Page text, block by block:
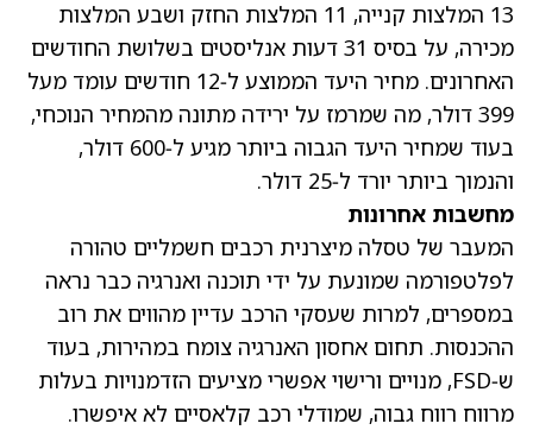
13 המלצות קנייה, 11 המלצות החזק ושבע המלצות
מכירה, על בסיס 31 דעות אנליסטים בשלושת החודשים
האחרונים.
מחיר היעד הממוצע ל‑12 חודשים עומד מעל
399 דולר
, מה שמרמז על ירידה מתונה מהמחיר הנוכחי,
בעוד שמחיר היעד הגבוה ביותר מגיע ל‑600 דולר,
והנמוך ביותר יורד ל‑25 דולר.
מחשבות אחרונות
המעבר של טסלה מיצרנית רכבים חשמליים טהורה
לפלטפורמה שמונעת על ידי תוכנה ואנרגיה כבר נראה
במספרים, למרות שעסקי הרכב עדיין מהווים את רוב
ההכנסות. תחום אחסון האנרגיה צומח במהירות, בעוד
ש‑FSD, מנויים ורישוי אפשרי מציעים הזדמנויות בעלות
מרווח רווח גבוה, שמודלי רכב קלאסיים לא איפשרו.